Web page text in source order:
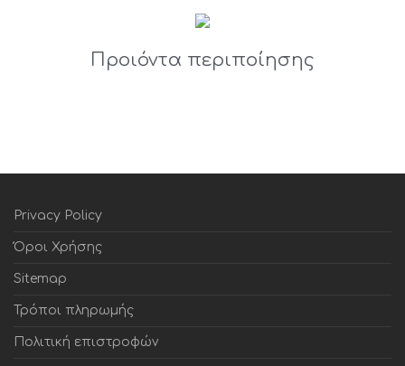
Προιόντα περιποίησης
Privacy Policy
Όροι Χρήσης
Sitemap
Τρόποι πληρωμής
Πολιτική επιστροφών